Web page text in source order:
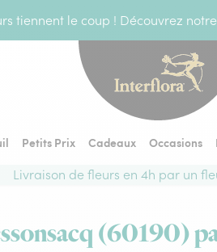
tiennent le coup ! Découvrez
Petits Prix Cadeaux Occasions
Livraison de fleurs en 4h par un
(60190)